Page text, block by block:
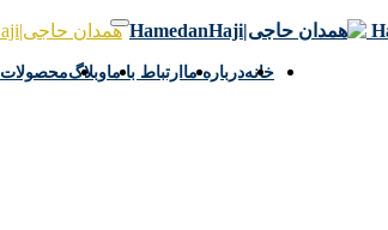
خانهدرباره ما ارتباط با ماوبلاگمحصولات
همدان حاجی|HamedanHaji